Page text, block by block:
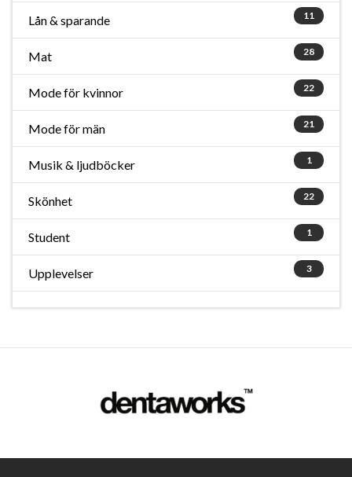
11
Lån & sparande
28
Mat
22
Mode för kvinnor
21
Mode för män
1
Musik & ljudböcker
22
Skönhet
1
Student
3
Upplevelser